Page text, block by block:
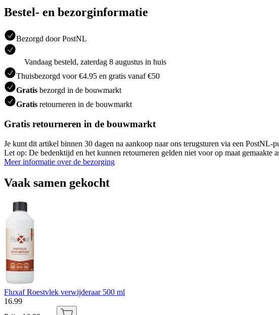
Bestel- en bezorginformatie
Bezorgd door PostNL
Vandaag besteld, zaterdag 8 augustus in huis
Thuisbezorgd voor €4.95 en gratis vanaf €50
Gratis bezorgd in de bouwmarkt
Gratis retourneren in de bouwmarkt
Gratis retourneren in de bouwmarkt
Je kunt dit artikel binnen 30 dagen na aankoop naar ons terugsturen via een PostNL-
Let op: De bedenktijd en het kunnen retourneren gelden niet voor op maat gemaakte
Meer informatie over de bezorging
Vaak samen gekocht
Fluxaf Roestvlek verwijderaar 500 ml
16.99